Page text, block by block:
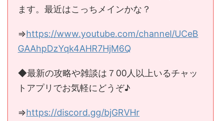
ます。最近はこっちメインかな？
⇒https://www.youtube.com/channel/UCeB
GAAhpDzYqk4AHR7HjM6Q
◆最新の攻略や雑談は７00人以上いるチャッ
トアプリでお気軽にどうぞ♪
⇒https://discord.gg/bjGRVHr